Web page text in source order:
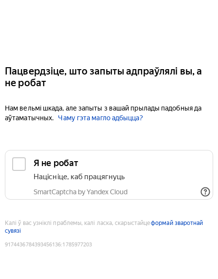
Пацвердзіце, што запыты адпраўлялі вы, а
не робат
Нам вельмі шкада, але запыты з вашай прылады падобныя да
аўтаматычных.
Чаму гэта магло адбыцца?
Я не робат
Націсніце, каб працягнуць
SmartCaptcha by Yandex Cloud
Калі ў вас узніклі праблемы, калі ласка, скарыстайцеформай зваротнай
сувязі
9174436784393456136:1785977203